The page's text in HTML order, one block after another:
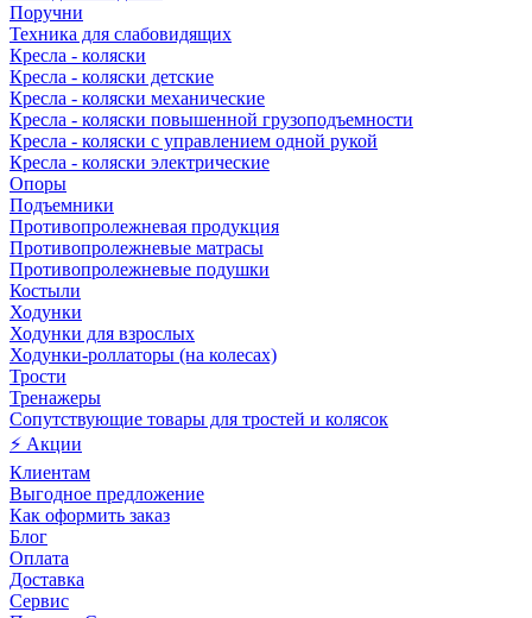
Поручни
Техника для слабовидящих
Кресла - коляски
Кресла - коляски детские
Кресла - коляски механические
Кресла - коляски повышенной грузоподъемности
Кресла - коляски с управлением одной рукой
Кресла - коляски электрические
Опоры
Подъемники
Противопролежневая продукция
Противопролежневые матрасы
Противопролежневые подушки
Костыли
Ходунки
Ходунки для взрослых
Ходунки-роллаторы (на колесах)
Трости
Тренажеры
Сопутствующие товары для тростей и колясок
⚡ Акции
Клиентам
Выгодное предложение
Как оформить заказ
Блог
Оплата
Доставка
Сервис